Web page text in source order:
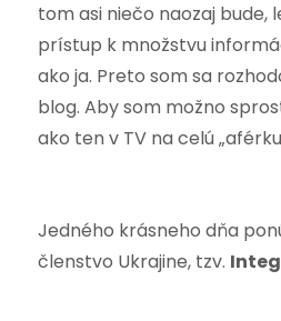
tom asi niečo naozaj bude,
prístup k množstvu
ako ja. Preto som sa
blog. Aby som možno
ako ten v TV na celú
Jedného krásneho dňa
členstvo Ukrajine, tzv.